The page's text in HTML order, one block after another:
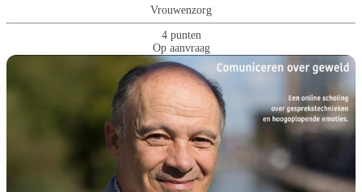
Vrouwenzorg
4 punten
Op aanvraag